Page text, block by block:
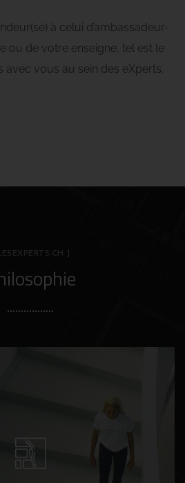
à celui d’ambassadeur-
ou de votre enseigne, tel est le
avec vous au sein des eXperts.
]
à votre disposition, les
les talents d’une équipe à